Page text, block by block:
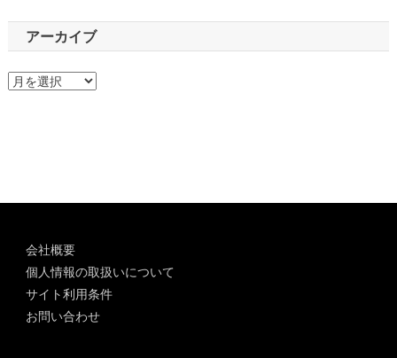
アーカイブ
ア
会社概要
個人情報の取扱いについて
サイト利用条件
お問い合わせ